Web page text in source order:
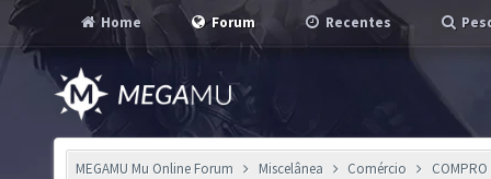
Home Forum Recentes
MEGAMU Mu Online Forum Miscelânea Comércio